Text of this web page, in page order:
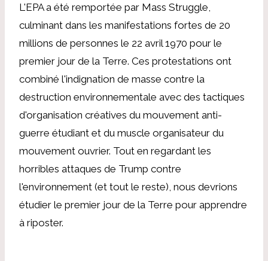
L'EPA a été remportée par Mass Struggle,
culminant dans les manifestations fortes de 20
millions de personnes le 22 avril 1970 pour le
premier jour de la Terre. Ces protestations ont
combiné l'indignation de masse contre la
destruction environnementale avec des tactiques
d'organisation créatives du mouvement anti-
guerre étudiant et du muscle organisateur du
mouvement ouvrier. Tout en regardant les
horribles attaques de Trump contre
l'environnement (et tout le reste), nous devrions
étudier le premier jour de la Terre pour apprendre
à riposter.